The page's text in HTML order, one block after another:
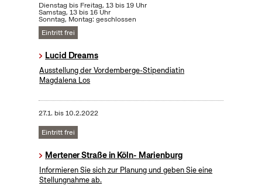
Dienstag bis Freitag, 13 bis 19 Uhr
Samstag, 13 bis 16 Uhr
Sonntag, Montag: geschlossen
Eintritt frei
Lucid Dreams
Ausstellung der Vordemberge-Stipendiatin
Magdalena Los
27.1. bis10.2.2022
Eintritt frei
Mertener Straße in Köln- Marienburg
Informieren Sie sich zur Planung und geben Sie eine
Stellungnahme ab.